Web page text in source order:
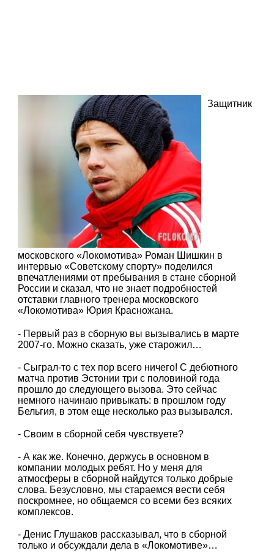
Защитник
московского «Локомотива» Роман Шишкин в
интервью «Советскому спорту» поделился
впечатлениями от пребывания в стане сборной
России и сказал, что не знает подробностей
отставки главного тренера московского
«Локомотива» Юрия Красножана.
- Первый раз в сборную вы вызывались в марте
2007-го. Можно сказать, уже старожил…
- Сыграл-то с тех пор всего ничего! С дебютного
матча против Эстонии три с половиной года
прошло до следующего вызова. Это сейчас
немного начинаю привыкать: в прошлом году
Бельгия, в этом еще несколько раз вызывался.
- Своим в сборной себя чувствуете?
- А как же. Конечно, держусь в основном в
компании молодых ребят. Но у меня для
атмосферы в сборной найдутся только добрые
слова. Безусловно, мы стараемся вести себя
поскромнее, но общаемся со всеми без всяких
комплексов.
- Денис Глушаков рассказывал, что в сборной
только и обсуждали дела в «Локомотиве»…